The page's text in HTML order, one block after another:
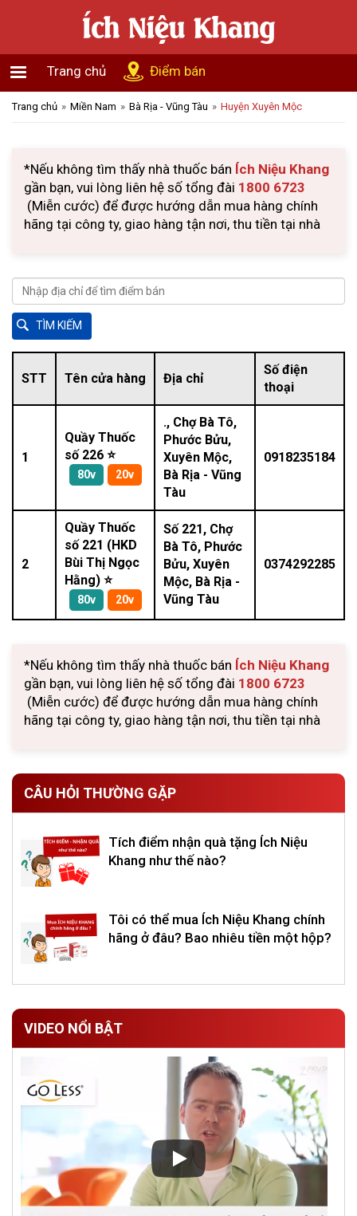
Trang chủ Điểm bán
Trang chủ Miền Nam Bà Rịa - Vũng Tàu Huyện Xuyên Mộc
*Nếu không tìm thấy nhà thuốc bán Ích Niệu Khang
gần bạn, vui lòng liên hệ số tổng đài 1800 6723
(Miễn cước) để được hướng dẫn mua hàng chính
hãng tại công ty, giao hàng tận nơi, thu tiền tại nhà
STT Tên cửa hàng Địa chỉ
Số điện
thoại
1
Quầy Thuốc
số 226 ⭐
20v
80v
., Chợ Bà Tô,
Phước Bửu,
Xuyên Mộc,
Bà Rịa - Vũng
Tàu
0918235184
2
Quầy Thuốc
số 221 (HKD
Bùi Thị Ngọc
Hằng) ⭐
20v
80v
Số 221, Chợ
Bà Tô, Phước
Bửu, Xuyên
Mộc, Bà Rịa -
Vũng Tàu
0374292285
*Nếu không tìm thấy nhà thuốc bán Ích Niệu Khang
gần bạn, vui lòng liên hệ số tổng đài 1800 6723
(Miễn cước) để được hướng dẫn mua hàng chính
hãng tại công ty, giao hàng tận nơi, thu tiền tại nhà
CÂU HỎI THƯỜNG GẶP
Tích điểm nhận quà tặng Ích Niệu
Khang như thế nào?
Tôi có thể mua Ích Niệu Khang chính
hãng ở đâu? Bao nhiêu tiền một hộp?
VIDEO NỔI BẬT